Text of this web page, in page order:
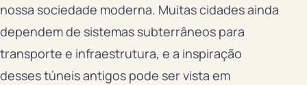
nossa sociedade moderna. Muitas cidades ainda
dependem de sistemas subterrâneos para
transporte e infraestrutura, e a inspiração
desses túneis antigos pode ser vista em